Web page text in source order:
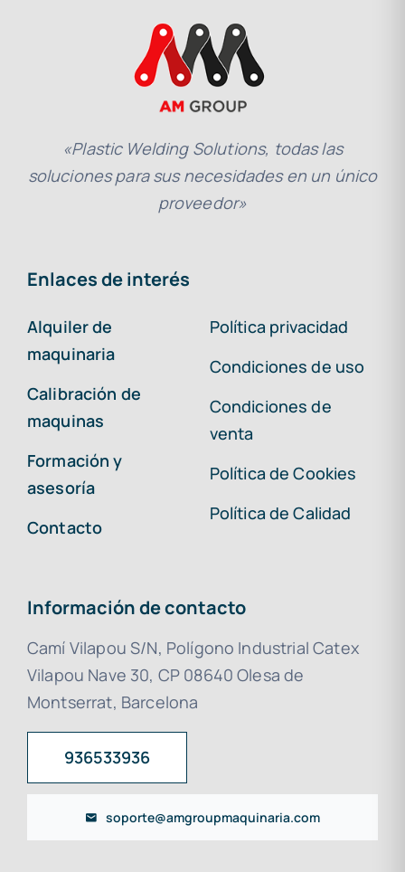
«Plastic Welding Solutions, todas las
soluciones para sus necesidades en un único
proveedor»
Enlaces de interés
Alquiler de
maquinaria
Calibración de
maquinas
Formación y
asesoría
Contacto
Política privacidad
Condiciones de uso
Condiciones de
venta
Política de Cookies
Política de Calidad
Información de contacto
Camí Vilapou S/N, Polígono Industrial Catex
Vilapou Nave 30, CP 08640 Olesa de
Montserrat, Barcelona
936533936
soporte@amgroupmaquinaria.com